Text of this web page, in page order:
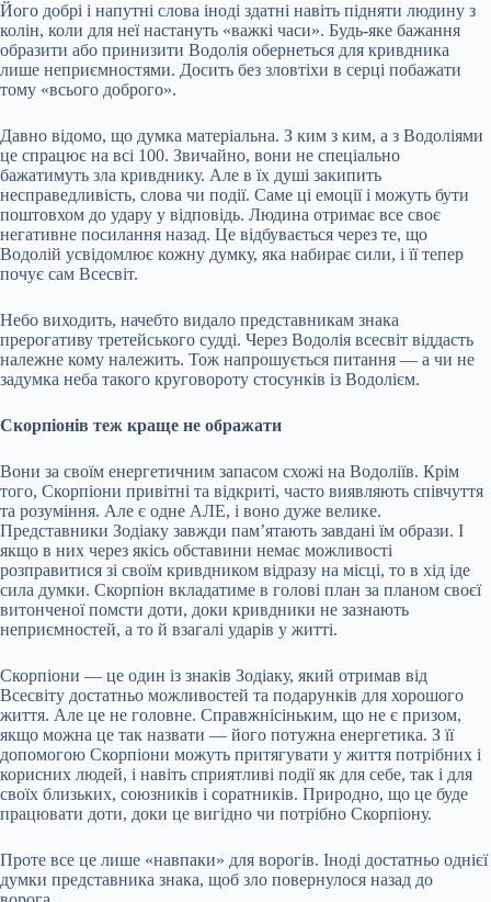
Його добрі і напутні слова іноді здатні навіть підняти людину з
колін, коли для неї настануть «важкі часи». Будь-яке бажання
образити або принизити Водолія обернеться для кривдника
лише неприємностями. Досить без зловтіхи в серці побажати
тому «всього доброго».
Давно відомо, що думка матеріальна. З ким з ким, а з Водоліями
це спрацює на всі 100. Звичайно, вони не спеціально
бажатимуть зла кривднику. Але в їх душі закипить
несправедливість, слова чи події. Саме ці емоції і можуть бути
поштовхом до удару у відповідь. Людина отримає все своє
негативне посилання назад. Це відбувається через те, що
Водолій усвідомлює кожну думку, яка набирає сили, і її тепер
почує сам Всесвіт.
Небо виходить, начебто видало представникам знака
прерогативу третейського судді. Через Водолія всесвіт віддасть
належне кому належить. Тож напрошується питання — а чи не
задумка неба такого круговороту стосунків із Водолієм.
Скорпіонів теж краще не ображати
Вони за своїм енергетичним запасом схожі на Водоліїв. Крім
того, Скорпіони привітні та відкриті, часто виявляють співчуття
та розуміння. Але є одне АЛЕ, і воно дуже велике.
Представники Зодіаку завжди пам’ятають завдані їм образи. І
якщо в них через якісь обставини немає можливості
розправитися зі своїм кривдником відразу на місці, то в хід іде
сила думки. Скорпіон вкладатиме в голові план за планом своєї
витонченої помсти доти, доки кривдники не зазнають
неприємностей, а то й взагалі ударів у житті.
Скорпіони — це один із знаків Зодіаку, який отримав від
Всесвіту достатньо можливостей та подарунків для хорошого
життя. Але це не головне. Справжнісіньким, що не є призом,
якщо можна це так назвати — його потужна енергетика. З її
допомогою Скорпіони можуть притягувати у життя потрібних і
корисних людей, і навіть сприятливі події як для себе, так і для
своїх близьких, союзників і соратників. Природно, що це буде
працювати доти, доки це вигідно чи потрібно Скорпіону.
Проте все це лише «навпаки» для ворогів. Іноді достатньо однієї
думки представника знака, щоб зло повернулося назад до